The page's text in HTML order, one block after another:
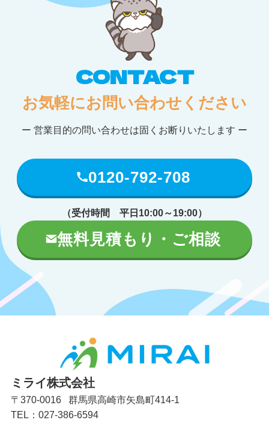
CONTACT
お気軽にお問い合わせください
ー 営業目的の問い合わせは固くお断りいたします ー
0120-792-708
（受付時間 平日10:00～19:00）
無料見積もり・ご相談
ミライ株式会社
〒370-0016 群馬県高崎市矢島町414-1
TEL：027-386-6594